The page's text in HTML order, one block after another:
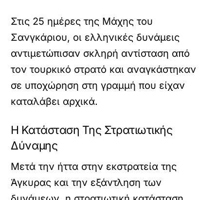
Στις 25 ημέρες της Μάχης του
Σανγκάριου, οι ελληνικές δυνάμεις
αντιμετώπισαν σκληρή αντίσταση από
τον τουρκικό στρατό και αναγκάστηκαν
σε υποχώρηση στη γραμμή που είχαν
καταλάβει αρχικά.
Η Κατάσταση Της Στρατιωτικής
Δύναμης
Μετά την ήττα στην εκστρατεία της
Άγκυρας και την εξάντληση των